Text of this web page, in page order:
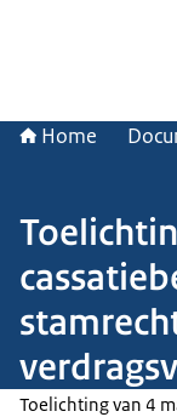
Home
Toelichting van 4